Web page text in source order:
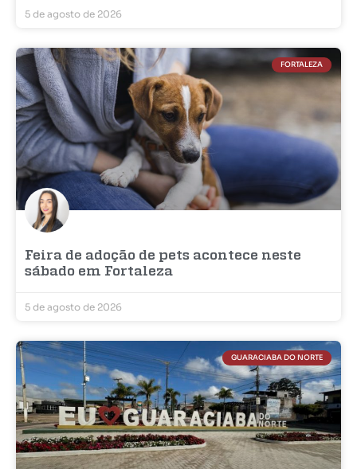
5 de agosto de 2026
FORTALEZA
Feira de adoção de pets acontece neste
sábado em Fortaleza
5 de agosto de 2026
GUARACIABA DO NORTE